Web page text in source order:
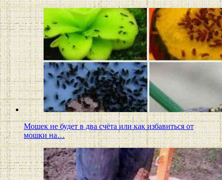
Мошек не будет в два счёта или как избавиться от
мошки на…